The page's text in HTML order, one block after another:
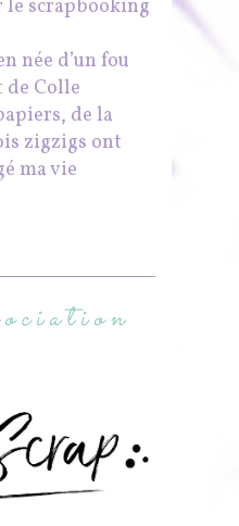
scrapbooking
née d’un fou
de Colle
de la
zigzigs ont
ma vie